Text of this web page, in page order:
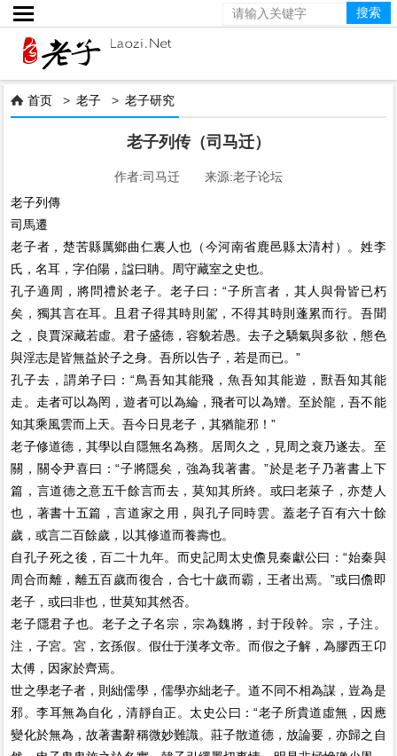

 首页 >老子 >老子研究
老子列传（司马迁）
作者:司马迁 来源:老子论坛
老子列傳
司馬遷
老子者，楚苦縣厲鄉曲仁裏人也（今河南省鹿邑縣太清村）。姓李
氏，名耳，字伯陽，諡曰聃。周守藏室之史也。
孔子適周，將問禮於老子。老子曰：“子所言者，其人與骨皆已朽
矣，獨其言在耳。且君子得其時則駕，不得其時則蓬累而行。吾聞
之，良賈深藏若虛。君子盛德，容貌若愚。去子之驕氣與多欲，態色
與淫志是皆無益於子之身。吾所以告子，若是而已。”
孔子去，謂弟子曰：“鳥吾知其能飛，魚吾知其能遊，獸吾知其能
走。走者可以為罔，遊者可以為綸，飛者可以為矰。至於龍，吾不能
知其乘風雲而上天。吾今日見老子，其猶龍邪！”
老子修道德，其學以自隱無名為務。居周久之，見周之衰乃遂去。至
關，關令尹喜曰：“子將隱矣，強為我著書。”於是老子乃著書上下
篇，言道德之意五千餘言而去，莫知其所終。或曰老萊子，亦楚人
也，著書十五篇，言道家之用，與孔子同時雲。蓋老子百有六十餘
歲，或言二百餘歲，以其修道而養壽也。
自孔子死之後，百二十九年。而史記周太史儋見秦獻公曰：“始秦與
周合而離，離五百歲而復合，合七十歲而霸，王者出焉。”或曰儋即
老子，或曰非也，世莫知其然否。
老子隱君子也。老子之子名宗，宗為魏將，封于段幹。宗，子注。
注，子宮。宮，玄孫假。假仕于漢孝文帝。而假之子解，為膠西王卬
太傅，因家於齊焉。
世之學老子者，則絀儒學，儒學亦絀老子。道不同不相為謀，豈為是
邪。李耳無為自化，清靜自正。太史公曰：“老子所貴道虛無，因應
變化於無為，故著書辭稱微妙難識。莊子散道德，放論要，亦歸之自